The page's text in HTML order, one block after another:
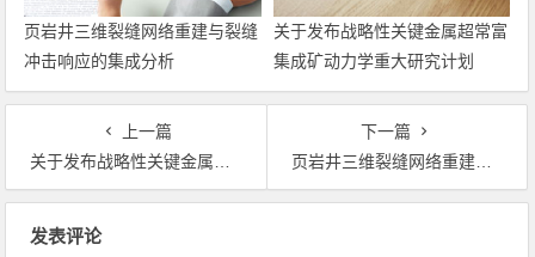
页岩井三维裂缝网络重建与裂缝
冲击响应的集成分析
关于发布战略性关键金属超常富
集成矿动力学重大研究计划
2021年度项目指南的通告
上一篇
关于发布战略性关键金属超常富集成矿动力学重大研究计划2021年度项目指南的通告
下一篇
页岩井三维裂缝网络重建与裂缝冲击响应的集成分析
发表评论